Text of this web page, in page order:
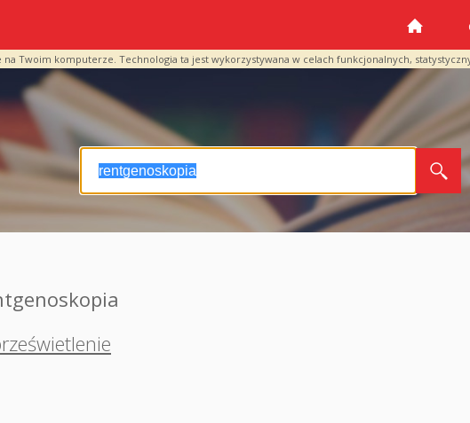
Twoim komputerze. Technologia ta jest wykorzystywana w celach funkcjonalnych,